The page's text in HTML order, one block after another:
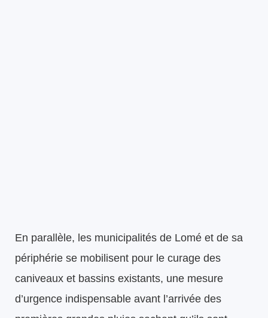
En parallèle, les municipalités de Lomé et de sa
périphérie se mobilisent pour le curage des
caniveaux et bassins existants, une mesure
d’urgence indispensable avant l’arrivée des